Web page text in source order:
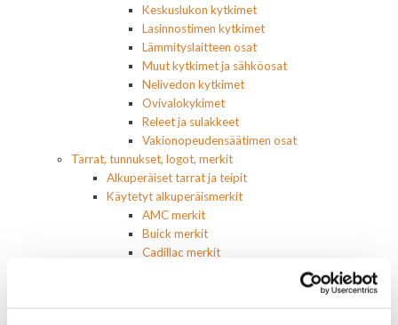
Keskuslukon kytkimet
Lasinnostimen kytkimet
Lämmityslaitteen osat
Muut kytkimet ja sähköosat
Nelivedon kytkimet
Ovivalokykimet
Releet ja sulakkeet
Vakionopeudensäätimen osat
Tarrat, tunnukset, logot, merkit
Alkuperäiset tarrat ja teipit
Käytetyt alkuperäismerkit
AMC merkit
Buick merkit
Cadillac merkit
Dodge merkit